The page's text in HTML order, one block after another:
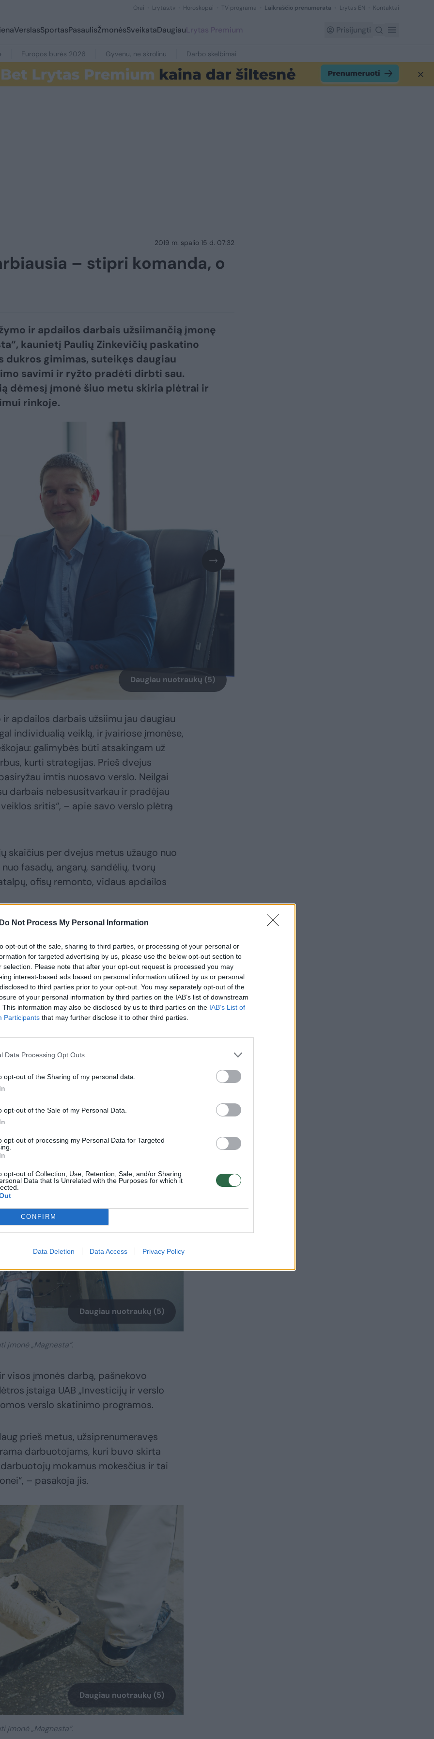
Do Not Process My Personal Information
opt-out of the sale, sharing to third parties, or processing of your personal or
for targeted advertising by us, please use the below opt-out section to
selection. Please note that after your opt-out request is processed you may
interest-based ads based on personal information utilized by us or personal
to third parties prior to your opt-out. You may separately opt-out of the
of your personal information by third parties on the IAB’s list of downstream
This information may also be disclosed by us to third parties on the IAB’s List of
Participants that may further disclose it to other third parties.
Data Processing Opt Outs
opt-out of the Sharing of my personal data.
opt-out of the Sale of my Personal Data.
opt-out of processing my Personal Data for Targeted
opt-out of Collection, Use, Retention, Sale, and/or Sharing
Data that Is Unrelated with the Purposes for which it
CONFIRM
Data Deletion Data Access Privacy Policy
Orai Lrytas.tv Horoskopai TV programa Laikraščio prenumerata Lrytas EN Kontaktai
VerslasSportasPasaulisŽmonėsSveikataDaugiauLrytas Premium Prisijungti
Europos burės 2026 Gyvenu, ne skrolinu Darbo skelbimai
2019 m. spalio 15 d. 07:32
– stipri komanda, o
ir apdailos darbais užsiimančią įmonę
kaunietį Paulių Zinkevičių paskatino
dukros gimimas, suteikęs daugiau
savimi ir ryžto pradėti dirbti sau.
dėmesį įmonė šiuo metu skiria plėtrai ir
rinkoje.
Daugiau nuotraukų (5)
apdailos darbais užsiimu jau daugiau
individualią veiklą, ir įvairiose įmonėse,
galimybės būti atsakingam už
kurti strategijas. Prieš dvejus
imtis nuosavo verslo. Neilgai
darbais nebesusitvarkau ir pradėjau
sritis“, – apie savo verslo plėtrą
skaičius per dvejus metus užaugo nuo
fasadų, angarų, sandėlių, tvorų
ofisų remonto, vidaus apdailos
įmonėje, viena iš prioritetinių
rasti laiko ir finansinių resursų,
neturinčius patirties, kartais
tačiau norinčius joje tobulėti. Kitas
patirtį turinčių, „seno kirpimo“
į šiuolaikinę darbo kultūrą, padėti
darbuotojus apmokome,
iššūkius vardija vyras.
Daugiau nuotraukų (5)
įmonė „Magnesta“.
visos įmonės darbą, pašnekovo
įstaiga UAB „Investicijų ir verslo
verslo skatinimo programos.
prieš metus, užsiprenumeravęs
darbuotojams, kuri buvo skirta
mokamus mokesčius ir tai
– pasakoja jis.
Daugiau nuotraukų (5)
įmonė „Magnesta“.